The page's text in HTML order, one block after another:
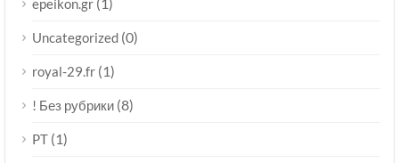
epeikon.gr
Uncategorized (0)
royal-29.fr (1)
! Без рубрики (8)
PT (1)